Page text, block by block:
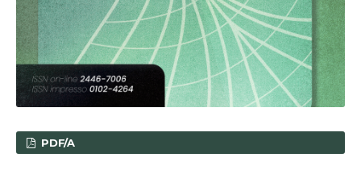
PDF/A